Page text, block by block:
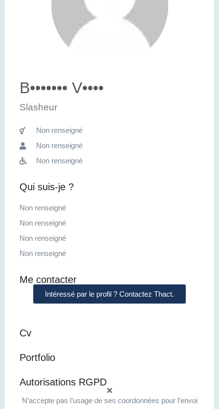
B••••••• V••••
Slasheur
Non renseigné
Non renseigné
Non renseigné
Qui suis-je ?
Non renseigné
Non renseigné
Non renseigné
Non renseigné
Me contacter
Intéressé par le profil ? Contactez Thact.
Cv
Portfolio
Autorisations RGPD
N’accepte pas l’usage de ses coordonnées pour l’envoi